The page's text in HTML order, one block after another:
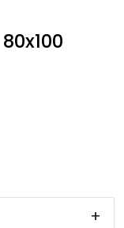
+